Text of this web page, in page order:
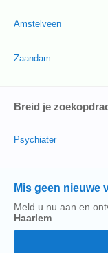
Amstelveen
Zaandam
Breid je
Psychiater
Mis geen nieuwe
Meld u nu aan en
Haarlem